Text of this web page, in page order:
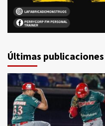
Últimas publicaciones